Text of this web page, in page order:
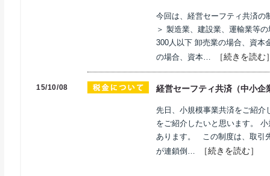
今回は、経営セーフティ共済の
＞ 製造業、建設業、運輸業等
300人以下 卸売業の場合、資本
の場合、資本…
［続きを読む
15/10/08 経営セーフティ共済（中小
先日、小規模事業共済をご紹介
をご紹介したいと思います。
あります。 この制度は、取引
が連鎖倒…
［続きを読む］